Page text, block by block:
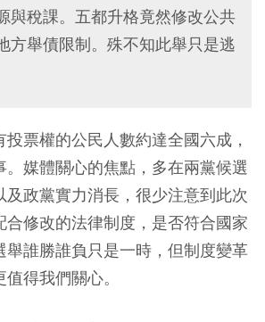
與稅課。五都升格竟然修改公共
方舉債限制。殊不知此舉只是逃
票權的公民人數約達全國六成，
。媒體關心的焦點，多在兩黨候選
及政黨實力消長，很少注意到此次
合修改的法律制度，是否符合國家
舉誰勝誰負只是一時，但制度變革
得我們關心。